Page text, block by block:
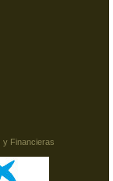
y Financieras